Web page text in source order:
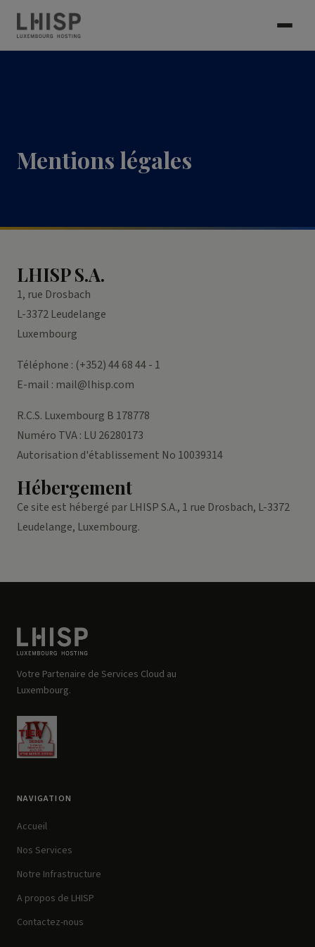
Mentions légales
LHISP S.A.
1, rue Drosbach
L-3372 Leudelange
Luxembourg
Téléphone : (+352) 44 68 44 - 1
E-mail : mail@lhisp.com
R.C.S. Luxembourg B 178778
Numéro TVA : LU 26280173
Autorisation d'établissement No 10039314
Hébergement
Ce site est hébergé par LHISP S.A., 1 rue Drosbach, L-3372
Leudelange, Luxembourg.
Votre Partenaire de Services Cloud au
Luxembourg.
NAVIGATION
Accueil
Nos Services
Notre Infrastructure
A propos de LHISP
Contactez-nous